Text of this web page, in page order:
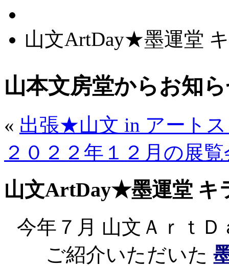
山文ArtDay★墨運堂
山本文房堂からお知
« 出張★山文 in アートス
２０２２年１２月の展
山文ArtDay★墨運堂 キ
今年７月 山文Ａｒｔ
ご紹介いただいた